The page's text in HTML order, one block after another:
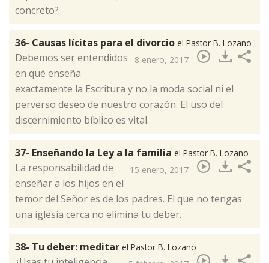
concreto?​
36- Causas lícitas para el divorcio el Pastor B. Lozano
8 enero, 2017
Debemos ser entendidos
en qué enseña
exactamente la Escritura y no la moda social ni el
perverso deseo de nuestro corazón. El uso del
discernimiento bíblico es vital.​
37- Enseñando la Ley a la familia el Pastor B. Lozano
15 enero, 2017
La responsabilidad de
enseñar a los hijos en el
temor del Señor es de los padres. El que no tengas
una iglesia cerca no elimina tu deber.​
38- Tu deber: meditar el Pastor B. Lozano